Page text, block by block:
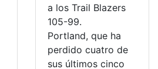
a los Trail Blazers
105-99.
Portland, que ha
perdido cuatro de
sus últimos cinco